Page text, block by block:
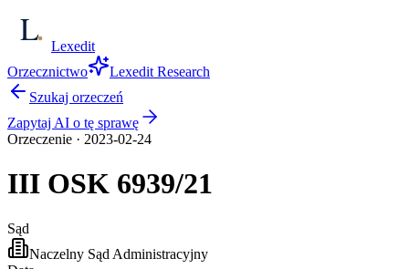
Lexedit
Orzecznictwo
Lexedit Research
Szukaj orzeczeń
Zapytaj AI o tę sprawę
Orzeczenie · 2023-02-24
III OSK 6939/21
Sąd
Naczelny Sąd Administracyjny